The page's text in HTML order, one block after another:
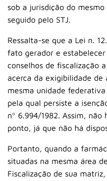
sob a jurisdição do
seguido pelo STJ.
Ressalta-se que a Lei n.
fato gerador e
conselhos de fiscalização
acerca da exigibilidade de
mesma unidade
pela qual persiste a
nº 6.994/1982. Assim,
ponto, já que não há
Portanto, quando a
situadas na mesma área
Fiscalização de sua